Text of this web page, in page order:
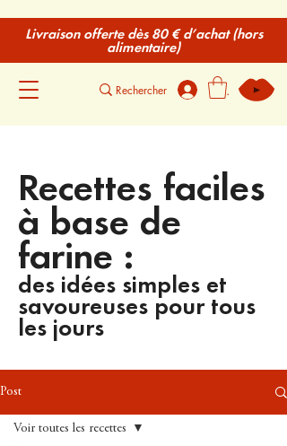
.
Livraison offerte dès 80 € d’achat (hors
alimentaire)
Recettes faciles
à base de
farine :
des idées simples et
savoureuses pour tous
les jours
Post
Voir toutes les recettes